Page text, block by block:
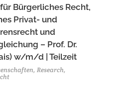
Bürgerliches Recht,
Privat- und
und
– Prof. Dr.
w/m/d | Teilzeit
Research,